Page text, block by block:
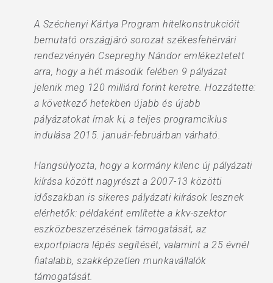
A Széchenyi Kártya Program hitelkonstrukcióit
bemutató országjáró sorozat székesfehérvári
rendezvényén Csepreghy Nándor emlékeztetett
arra, hogy a hét második felében 9 pályázat
jelenik meg 120 milliárd forint keretre. Hozzátette:
a következő hetekben újabb és újabb
pályázatokat írnak ki, a teljes programciklus
indulása 2015. január-februárban várható.
Hangsúlyozta, hogy a kormány kilenc új pályázati
kiírása között nagyrészt a 2007-13 közötti
időszakban is sikeres pályázati kiírások lesznek
elérhetők: példaként említette a kkv-szektor
eszközbeszerzésének támogatását, az
exportpiacra lépés segítését, valamint a 25 évnél
fiatalabb, szakképzetlen munkavállalók
támogatását.